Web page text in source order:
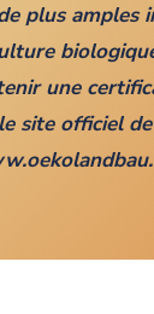
plus amples
une
site officiel